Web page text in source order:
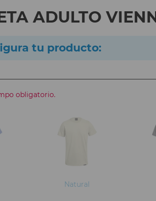
ADULTO
tu producto:
obligatorio.
Natural